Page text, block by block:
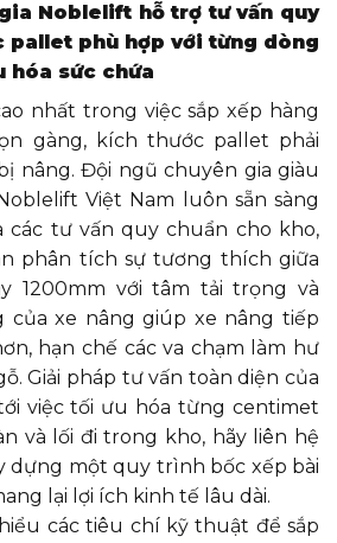
Noblelift hỗ trợ tư vấn quy
pallet phù hợp với từng dòng
hóa sức chứa
nhất trong việc sắp xếp hàng
gàng, kích thước pallet phải
nâng. Đội ngũ chuyên gia giàu
Việt Nam luôn sẵn sàng
các tư vấn quy chuẩn cho kho,
phân tích sự tương thích giữa
1200mm với tâm tải trọng và
của xe nâng giúp xe nâng tiếp
hạn chế các va chạm làm hư
Giải pháp tư vấn toàn diện của
việc tối ưu hóa từng centimet
và lối đi trong kho, hãy liên hệ
dựng một quy trình bốc xếp bài
lại lợi ích kinh tế lâu dài.
các tiêu chí kỹ thuật để sắp